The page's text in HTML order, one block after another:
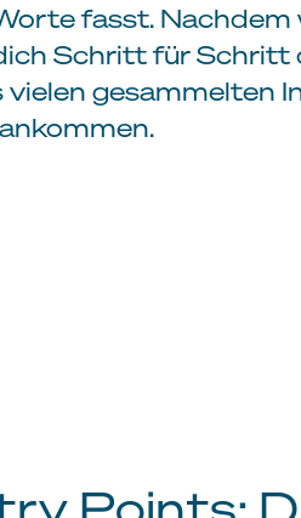
fasst.
Schritt für Schritt
vielen gesammelten